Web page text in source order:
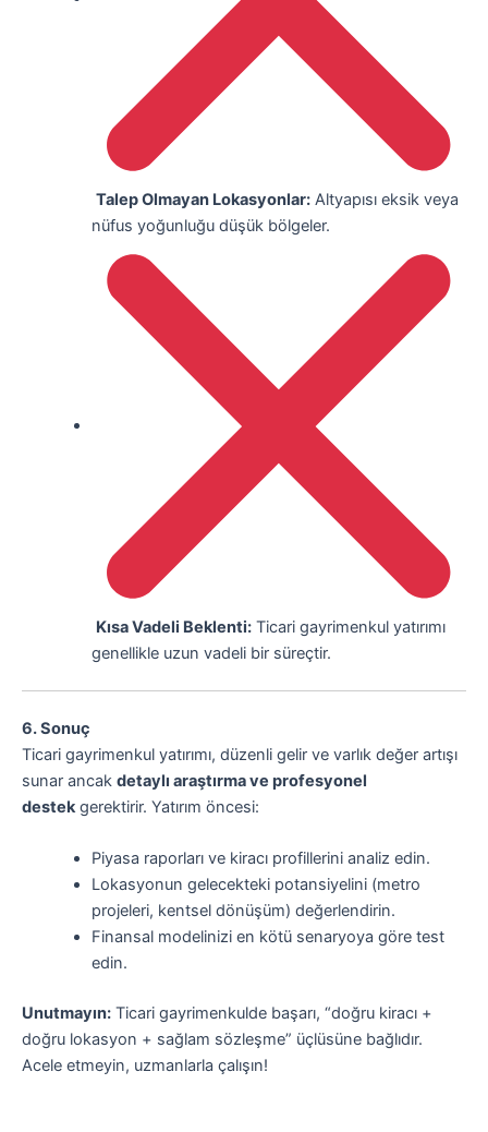
Talep Olmayan Lokasyonlar:Altyapısı eksik veya
nüfus yoğunluğu düşük bölgeler.
Kısa Vadeli Beklenti:Ticari gayrimenkul yatırımı
genellikle uzun vadeli bir süreçtir.
6. Sonuç
Ticari gayrimenkul yatırımı, düzenli gelir ve varlık değer artışı
sunar ancak detaylı araştırma ve profesyonel
destekgerektirir. Yatırım öncesi:
Piyasa raporları ve kiracı profillerini analiz edin.
Lokasyonun gelecekteki potansiyelini (metro
projeleri, kentsel dönüşüm) değerlendirin.
Finansal modelinizi en kötü senaryoya göre test
edin.
Unutmayın: Ticari gayrimenkulde başarı, “doğru kiracı +
doğru lokasyon + sağlam sözleşme” üçlüsüne bağlıdır.
Acele etmeyin, uzmanlarla çalışın!